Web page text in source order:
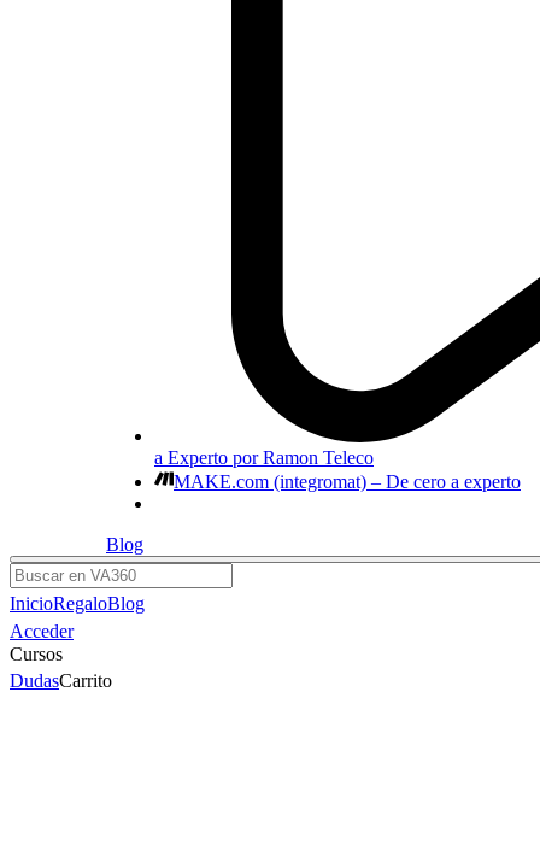
a Experto por Ramon Teleco
MAKE.com (integromat) – De cero a experto
Blog
Buscar
InicioRegaloBlog
Acceder
Cursos
DudasCarrito